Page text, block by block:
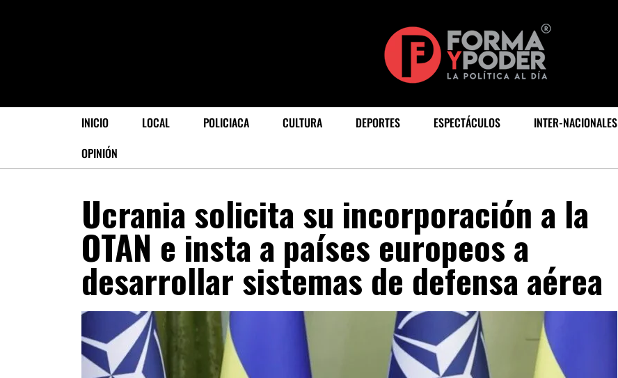
INICIO LOCAL POLICIACA CULTURA DEPORTES ESPECTÁCULOS INTER-NACIONALES
OPINIÓN
Ucrania solicita su incorporación a la
OTAN e insta a países europeos a
desarrollar sistemas de defensa aérea